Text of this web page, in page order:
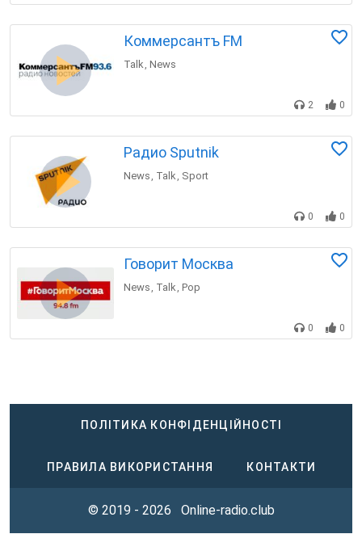
Коммерсантъ FM
Talk, News
2 0
Радио Sputnik
News , Talk, Sport
0 0
Говорит Москва
News , Talk, Pop
0 0
ПОЛІТИКА КОНФІДЕНЦІЙНОСТІ
ПРАВИЛА ВИКОРИСТАННЯ КОНТАКТИ
© 2019 - 2026 Online-radio.club